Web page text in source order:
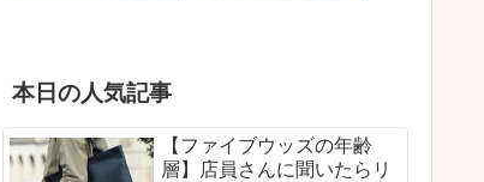
本日の人気記事
【ファイブウッズの年齢
層】店員さんに聞いたらリ